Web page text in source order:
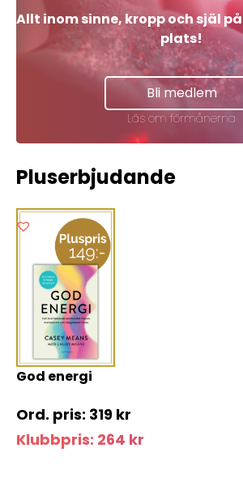
Allt inom sinne, kropp och själ
plats!
Bli medlem
Läs om förmånerna
Pluserbjudande
God energi
319 kr
Klubbpris: 264 kr